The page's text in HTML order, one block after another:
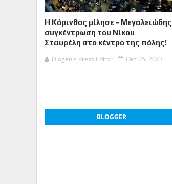
Η Κόρινθος μίλησε - Μεγαλειώδης
συγκέντρωση του Νίκου
Σταυρέλη στο κέντρο της πόλης!
Diogenis Press Editor
Οκτ 05, 2023
BLOGGER